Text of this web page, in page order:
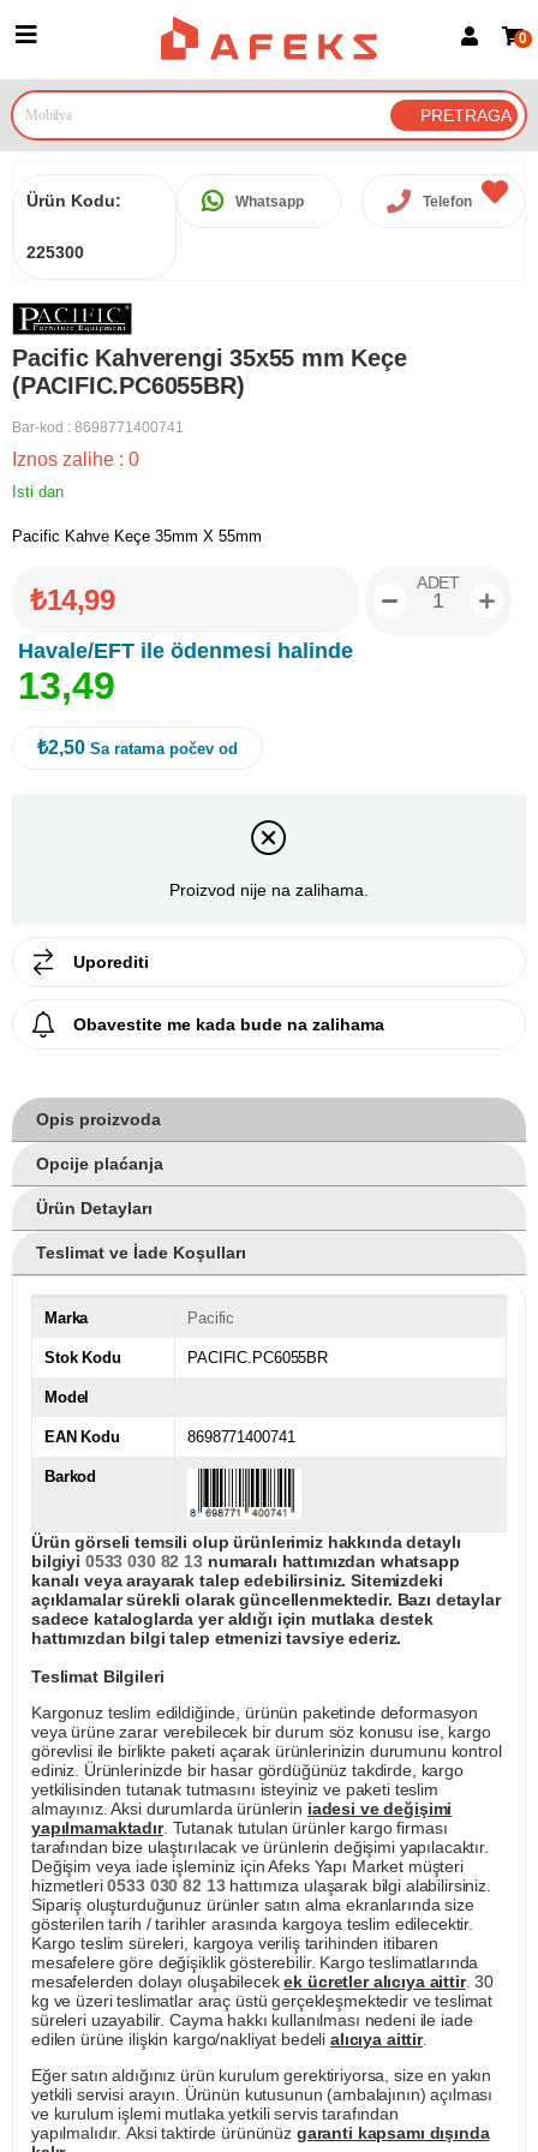
Prijava za članove
Prijavite se Google nalogom
0
Ürün Kodu:
225300
Whatsapp Telefon
Pacific Kahverengi 35x55 mm Keçe
(PACIFIC.PC6055BR)
Bar-kod : 8698771400741
Iznos zalihe : 0
Isti dan
Pacific Kahve Keçe 35mm X 55mm
₺14,99
Havale/EFT ile ödenmesi halinde
13,49
ADET
₺2,50 Sa ratama počev od
Proizvod nije na zalihama.
Uporediti
Obavestite me kada bude na zalihama
Opis proizvoda
Opcije plaćanja
Ürün Detayları
Teslimat ve İade Koşulları
Marka Pacific
Stok Kodu PACIFIC.PC6055BR
Model
EAN Kodu 8698771400741
Barkod
Ürün görseli temsili olup ürünlerimiz hakkında detaylı
bilgiyi 0533 030 82 13numaralı hattımızdan whatsapp
kanalı veya arayarak talep edebilirsiniz. Sitemizdeki
açıklamalar sürekli olarak güncellenmektedir. Bazı detaylar
sadece kataloglarda yer aldığı için mutlaka destek
hattımızdan bilgi talep etmenizi tavsiye ederiz.
Teslimat Bilgileri
Kargonuz teslim edildiğinde, ürünün paketinde deformasyon
veya ürüne zarar verebilecek bir durum söz konusu ise, kargo
görevlisi ile birlikte paketi açarak ürünlerinizin durumunu kontrol
ediniz. Ürünlerinizde bir hasar gördüğünüz takdirde, kargo
yetkilisinden tutanak tutmasını isteyiniz ve paketi teslim
almayınız. Aksi durumlarda ürünlerin iadesi ve değişimi
yapılmamaktadır. Tutanak tutulan ürünler kargo firması
tarafından bize ulaştırılacak ve ürünlerin değişimi yapılacaktır.
Değişim veya iade işleminiz için Afeks Yapı Market müşteri
hizmetleri0533 030 82 13hattımıza ulaşarak bilgi alabilirsiniz.
Sipariş oluşturduğunuz ürünler satın alma ekranlarında size
gösterilen tarih / tarihler arasında kargoya teslim edilecektir.
Kargo teslim süreleri, kargoya veriliş tarihinden itibaren
mesafelere göre değişiklik gösterebilir. Kargo teslimatlarında
mesafelerden dolayı oluşabilecekek ücretler alıcıya aittir. 30
kg ve üzeri teslimatlar araç üstü gerçekleşmektedir ve teslimat
süreleri uzayabilir. Cayma hakkı kullanılması nedeni ile iade
edilen ürüne ilişkin kargo/nakliyat bedeli alıcıya aittir.
Eğer satın aldığınız ürün kurulum gerektiriyorsa, size en yakın
yetkili servisi arayın. Ürünün kutusunun (ambalajının) açılması
ve kurulum işlemi mutlaka yetkili servis tarafından
yapılmalıdır. Aksi taktirde ürününüz garanti kapsamı dışında